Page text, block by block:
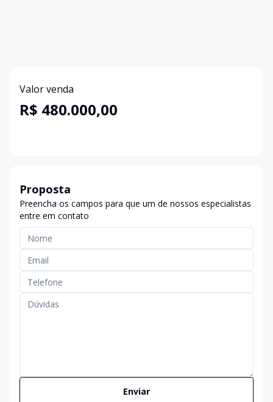
Valor venda
R$ 480.000,00
Proposta
Preencha os campos para que um de nossos especialistas
entre em contato
Enviar